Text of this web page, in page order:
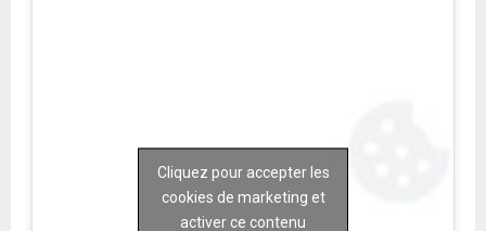
Cliquez pour accepter les
cookies de marketing et
activer ce contenu